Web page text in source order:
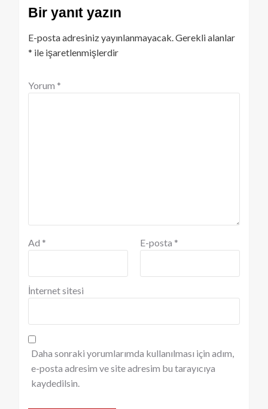
Bir yanıt yazın
E-posta adresiniz yayınlanmayacak.Gerekli alanlar
* ile işaretlenmişlerdir
Yorum *
Ad * E-posta *
İnternet sitesi
Daha sonraki yorumlarımda kullanılması için adım,
e-posta adresim ve site adresim bu tarayıcıya
kaydedilsin.